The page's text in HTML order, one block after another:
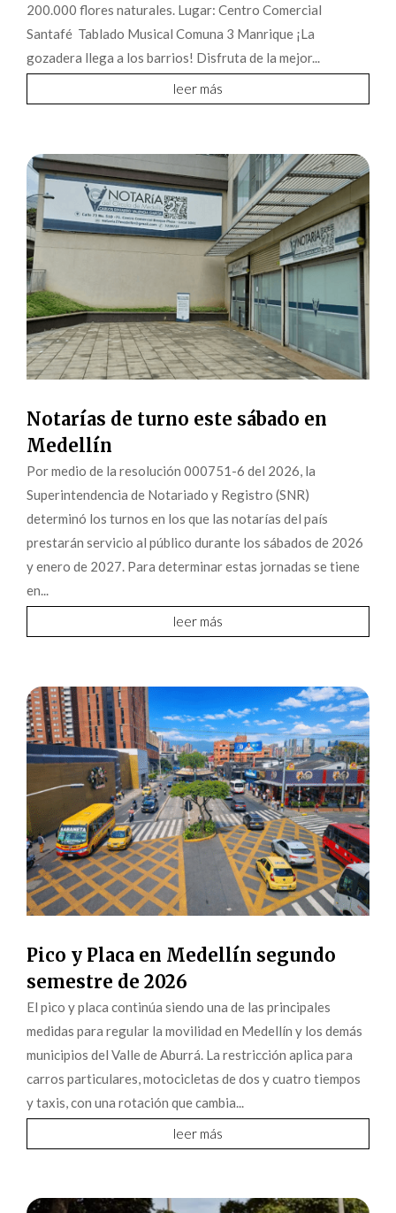
200.000 flores naturales. Lugar: Centro Comercial
Santafé Tablado Musical Comuna 3 Manrique ¡La
gozadera llega a los barrios! Disfruta de la mejor...
leer más
Notarías de turno este sábado en
Medellín
Por medio de la resolución 000751-6 del 2026, la
Superintendencia de Notariado y Registro (SNR)
determinó los turnos en los que las notarías del país
prestarán servicio al público durante los sábados de 2026
y enero de 2027. Para determinar estas jornadas se tiene
en...
leer más
Pico y Placa en Medellín segundo
semestre de 2026
El pico y placa continúa siendo una de las principales
medidas para regular la movilidad en Medellín y los demás
municipios del Valle de Aburrá. La restricción aplica para
carros particulares, motocicletas de dos y cuatro tiempos
y taxis, con una rotación que cambia...
leer más